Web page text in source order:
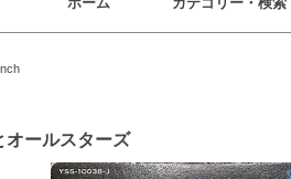
オールスターズ